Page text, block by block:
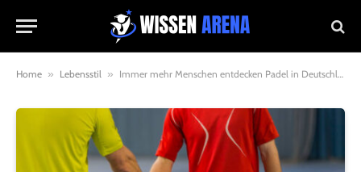
Home » Lebensstil » Immer mehr Menschen entdecken Padel in Deutschland